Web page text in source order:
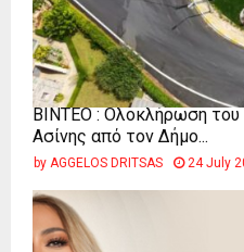
ΒΙΝΤΕΟ : Ολοκλήρωση του
Ασίνης από τον Δήμο...
by AGGELOS DRITSAS 24 July